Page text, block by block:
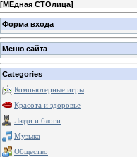
[МЕдная СТОлица]
Форма входа
Меню сайта
Categories
Компьютерные игры
Красота и здоровье
Люди и блоги
Музыка
Общество